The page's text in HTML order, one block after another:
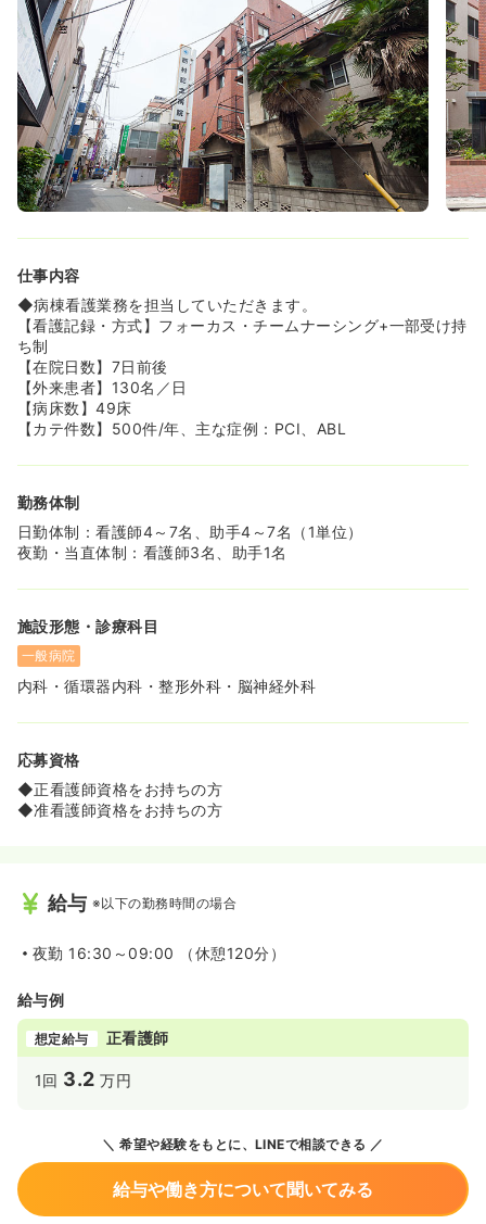
内科の治療を求めて都外からの患者さんもいらっしゃいま
す。
アブレーション治療もメインに行っておりカテ室も完備。
循環器内科のスペシャリストも目指せます！
仕事内容
◆病棟看護業務を担当していただきます。
【看護記録・方式】フォーカス・チームナーシング+一部受け持
ち制
【在院日数】7日前後
【外来患者】130名／日
【病床数】49床
【カテ件数】500件/年、主な症例：PCI、ABL
勤務体制
日勤体制：看護師4～7名、助手4～7名（1単位）
夜勤・当直体制：看護師3名、助手1名
施設形態・診療科目
一般病院
内科・循環器内科・整形外科・脳神経外科
応募資格
◆正看護師資格をお持ちの方
◆准看護師資格をお持ちの方
給与 ※以下の勤務時間の場合
夜勤 16:30～09:00 （休憩120分）
給与例
想定給与 正看護師
1回 3.2 万円
希望や経験をもとに、LINEで相談できる
給与や働き方について聞いてみる